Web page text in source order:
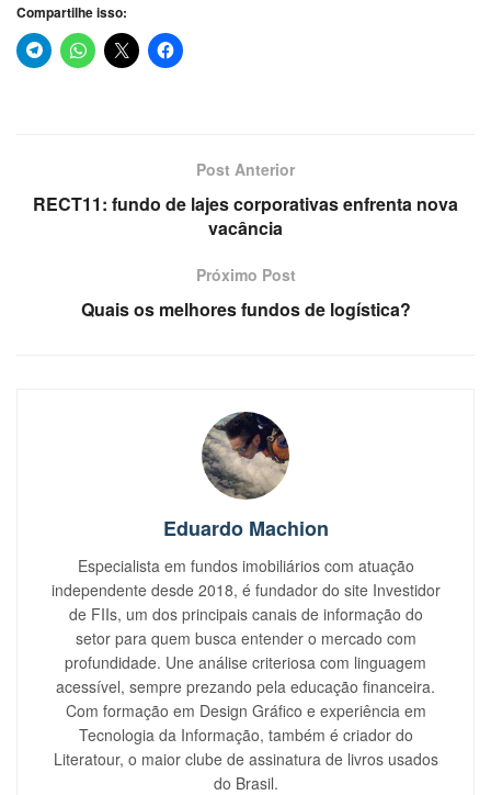
Compartilhe isso:
Post Anterior
RECT11: fundo de lajes corporativas enfrenta nova
vacância
Próximo Post
Quais os melhores fundos de logística?
Eduardo Machion
Especialista em fundos imobiliários com atuação
independente desde 2018, é fundador do site Investidor
de FIIs, um dos principais canais de informação do
setor para quem busca entender o mercado com
profundidade. Une análise criteriosa com linguagem
acessível, sempre prezando pela educação financeira.
Com formação em Design Gráfico e experiência em
Tecnologia da Informação, também é criador do
Literatour, o maior clube de assinatura de livros usados
do Brasil.